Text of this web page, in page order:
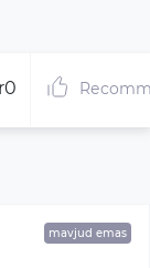
0
mavjud emas